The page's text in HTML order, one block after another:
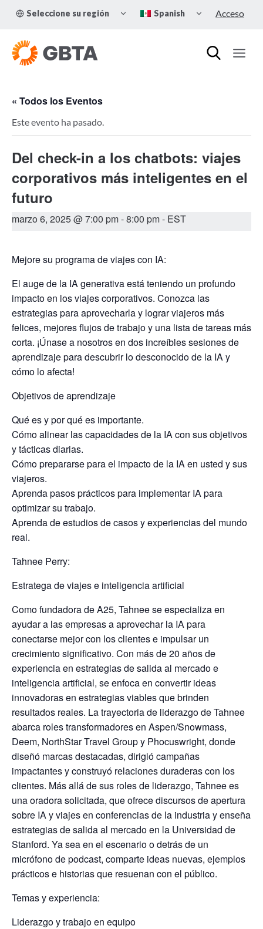
Seleccione su región
TOGGLE
CHILD
Spanish
CHILDAcceso
« Todos los Eventos
Este evento ha pasado.
Del check-in a los chatbots: viajes
corporativos más inteligentes en el
futuro
marzo 6, 2025 @ 7:00 pm-8:00 pm- EST
Mejore su programa de viajes con IA:
El auge de la IA generativa está teniendo un profundo
impacto en los viajes corporativos. Conozca las
estrategias para aprovecharla y lograr viajeros más
felices, mejores flujos de trabajo y una lista de tareas más
corta. ¡Únase a nosotros en dos increíbles sesiones de
aprendizaje para descubrir lo desconocido de la IA y
cómo lo afecta!
Objetivos de aprendizaje
Qué es y por qué es importante.
Cómo alinear las capacidades de la IA con sus objetivos
y tácticas diarias.
Cómo prepararse para el impacto de la IA en usted y sus
viajeros.
Aprenda pasos prácticos para implementar IA para
optimizar su trabajo.
Aprenda de estudios de casos y experiencias del mundo
real.
Tahnee Perry:
Estratega de viajes e inteligencia artificial
Como fundadora de A25, Tahnee se especializa en
ayudar a las empresas a aprovechar la IA para
conectarse mejor con los clientes e impulsar un
crecimiento significativo. Con más de 20 años de
experiencia en estrategias de salida al mercado e
inteligencia artificial, se enfoca en convertir ideas
innovadoras en estrategias viables que brinden
resultados reales. La trayectoria de liderazgo de Tahnee
abarca roles transformadores en Aspen/Snowmass,
Deem, NorthStar Travel Group y Phocuswright, donde
diseñó marcas destacadas, dirigió campañas
impactantes y construyó relaciones duraderas con los
clientes. Más allá de sus roles de liderazgo, Tahnee es
una oradora solicitada, que ofrece discursos de apertura
sobre IA y viajes en conferencias de la industria y enseña
estrategias de salida al mercado en la Universidad de
Stanford. Ya sea en el escenario o detrás de un
micrófono de podcast, comparte ideas nuevas, ejemplos
prácticos e historias que resuenan con el público.
Temas y experiencia:
Liderazgo y trabajo en equipo